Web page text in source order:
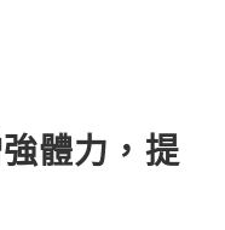
體力，提